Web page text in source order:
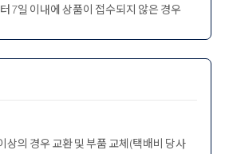
7일 이내에 상품이 접수되지 않은 경우
상의 경우 교환 및 부품 교체(택배비 당사